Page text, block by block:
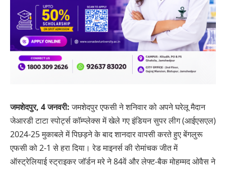
जमशेदपुर, 4 जनवरी:जमशेदपुर एफसी ने शनिवार को अपने घरेलू मैदान
जेआरडी टाटा स्पोर्ट्स कॉम्प्लेक्स में खेले गए इंडियन सुपर लीग (आईएसएल)
2024-25 मुकाबले में पिछड़ने के बाद शानदार वापसी करते हुए बेंगलुरू
एफसी को 2-1 से हरा दिया। रेड माइनर्स की रोमांचक जीत में
ऑस्ट्रेलियाई स्ट्राइकर जॉर्डन मरे ने 84वें और लेफ्ट-बैक मोहम्मद ओवैस ने